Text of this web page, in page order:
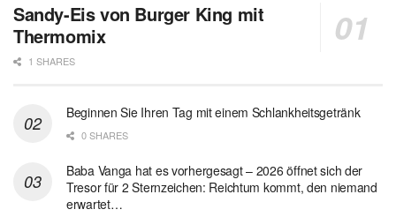
Sandy-Eis von Burger King mit
Thermomix
1 SHARES
Beginnen Sie Ihren Tag mit einem Schlankheitsgetränk
0 SHARES
Baba Vanga hat es vorhergesagt – 2026 öffnet sich der
Tresor für 2 Sternzeichen: Reichtum kommt, den niemand
erwartet…